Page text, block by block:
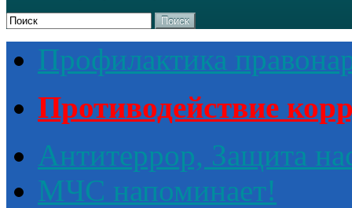
Поиск
Профилактика
Противодействие
Антитеррор, Защита
МЧС напоминает!